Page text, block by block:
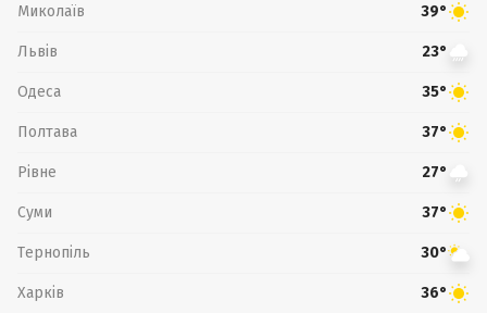
Миколаїв 39°
Львів 23°
Одеса 35°
Полтава 37°
Рівне 27°
Суми 37°
Тернопіль 30°
Харків 36°